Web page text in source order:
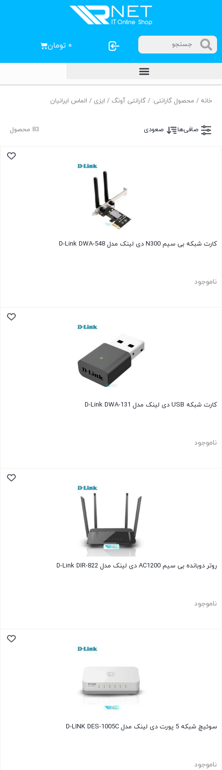
۰ تومان
خانه / محصول گارانتی: / گارانتی آونگ / ایزی / الماس ایرانیان
83 محصول صافی‌ها صعودی
کارت شبکه بی سیم N300 دی لینک مدل D-Link DWA-548
ناموجود
کارت شبکه USB دی لینک مدل D-Link DWA-131
ناموجود
روتر دوبانده بی سیم AC1200 دی لینک مدل D-Link DIR-822
ناموجود
سوئیچ شبکه 5 پورت دی لینک مدل D-LINK DES-1005C
ناموجود